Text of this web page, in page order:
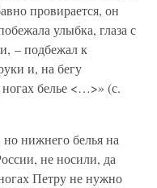
провирается, он
улыбка, глаза с
– подбежал к
и, на бегу
белье <…>» (с.
нижнего белья на
не носили, да
Петру не нужно